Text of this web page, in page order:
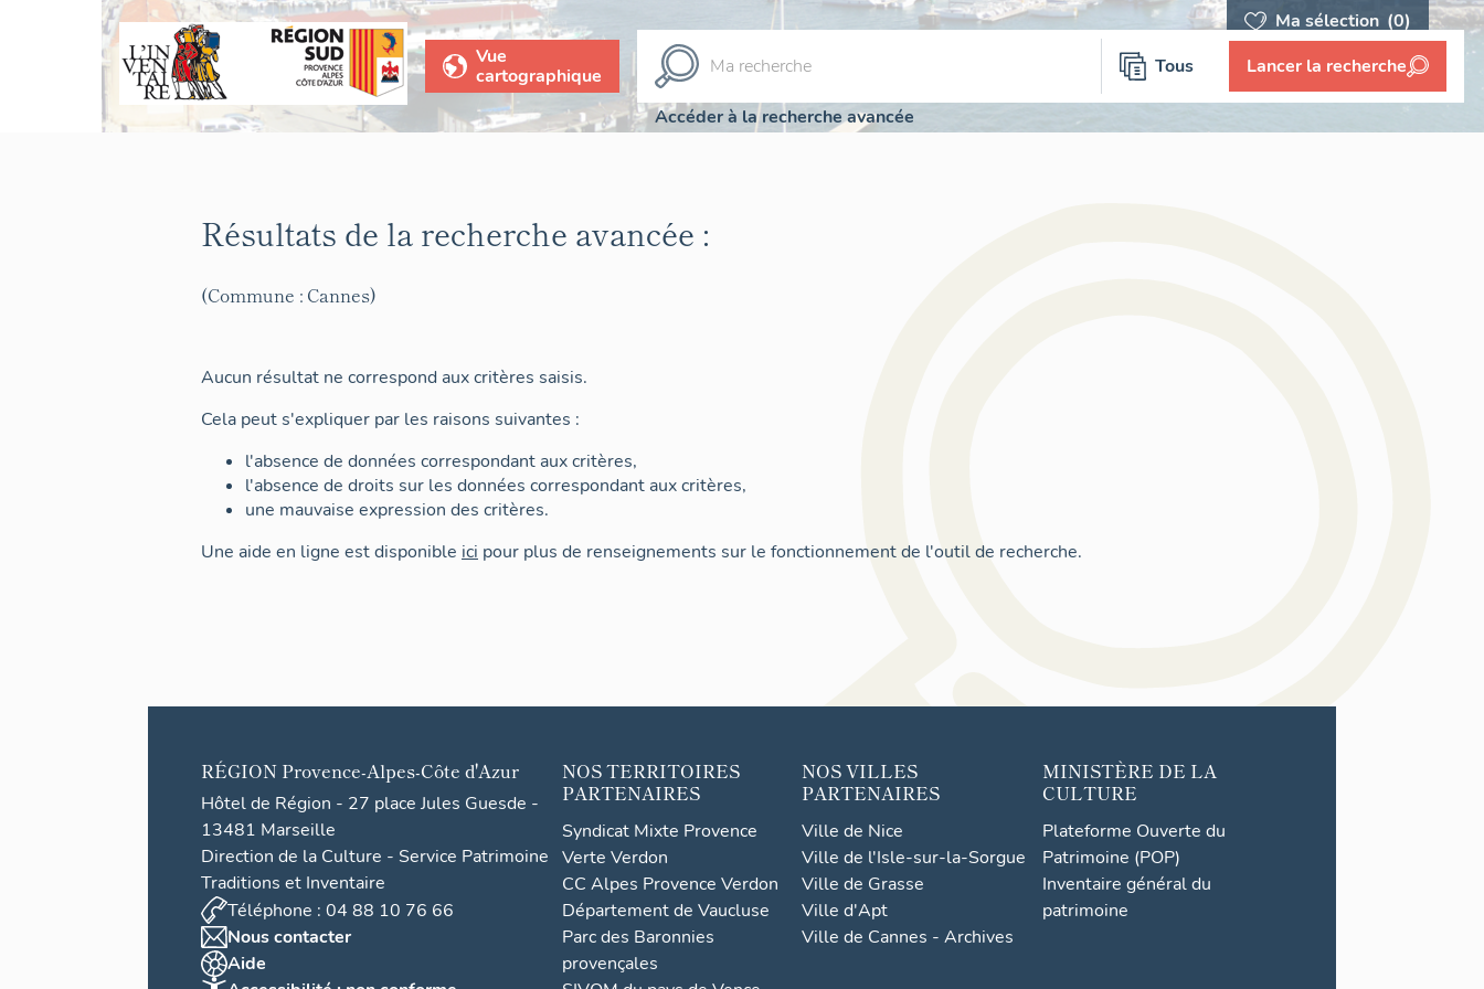
Ma sélection (0)
Vue
cartographique
Tous Lancer la recherche
Accéder à la recherche avancée
Résultats de la recherche avancée :
(Commune : Cannes)
Aucun résultat ne correspond aux critères saisis.
Cela peut s'expliquer par les raisons suivantes :
l'absence de données correspondant aux critères,
l'absence de droits sur les données correspondant aux critères,
une mauvaise expression des critères.
Une aide en ligne est disponible ici pour plus de renseignements sur le fonctionnement de l'outil de recherche.
RÉGION Provence-Alpes-Côte d'Azur
Hôtel de Région - 27 place Jules Guesde -
13481 Marseille
Direction de la Culture - Service Patrimoine
Traditions et Inventaire
Téléphone : 04 88 10 76 66
Nous contacter
Aide
NOS TERRITOIRES
PARTENAIRES
Syndicat Mixte Provence
Verte Verdon
CC Alpes Provence Verdon
Département de Vaucluse
Parc des Baronnies
provençales
NOS VILLES
PARTENAIRES
Ville de Nice
Ville de l'Isle-sur-la-Sorgue
Ville de Grasse
Ville d'Apt
Ville de Cannes - Archives
MINISTÈRE DE LA
CULTURE
Plateforme Ouverte du
Patrimoine (POP)
Inventaire général du
patrimoine